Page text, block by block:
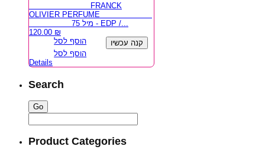
FRANCK
OLIVIER PERFUME
75 מיל - EDP /...
120.00 ₪
הוסף לסל
קנה עכשיו
הוסף לסל
Details
Search
Product Categories